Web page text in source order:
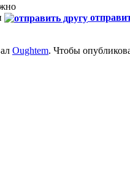
Oughtem. Чтобы